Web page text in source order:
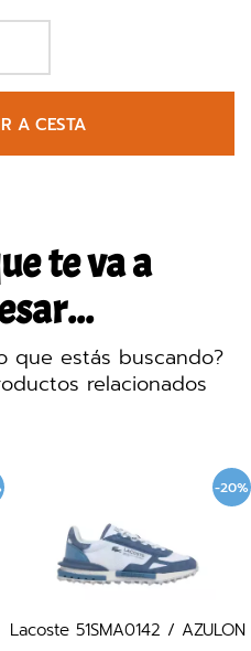
A CESTA
te va a
que estás buscando?
relacionados
-20%
Lacoste 51SMA0142 / AZULON